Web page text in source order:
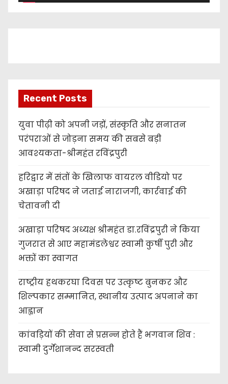
Recent Posts
युवा पीढ़ी को अपनी जड़ों, संस्कृति और सनातन
परंपराओं से जोड़ना समय की सबसे बड़ी
आवश्यकता-श्रीमहंत रविंद्रपुरी
हरिद्वार में संतों के खिलाफ वायरल वीडियो पर
अखाड़ा परिषद ने जताई नाराजगी, कार्रवाई की
चेतावनी दी
अखाड़ा परिषद अध्यक्ष श्रीमहंत डा.रविंद्रपुरी ने किया
गुजरात से आए महामंडलेश्वर स्वामी कुर्षी पुरी और
भक्तों का स्वागत
राष्ट्रीय हथकरघा दिवस पर उत्कृष्ट बुनकर और
शिल्पकार सम्मानित, स्थानीय उत्पाद अपनाने का
आह्वान
कांवड़ियों की सेवा से प्रसन्न होते हैं भगवान शिव :
स्वामी दुर्गेशानन्द सरस्वती